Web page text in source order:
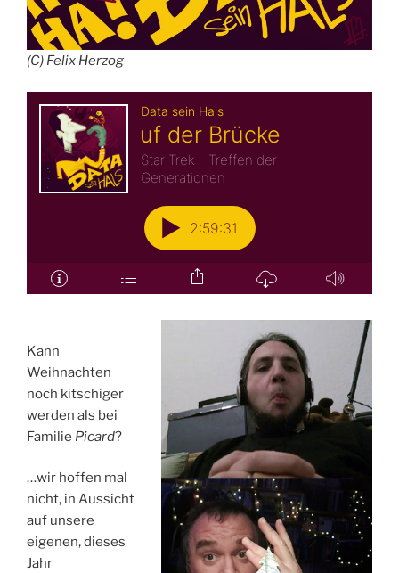
(C) Felix Herzog
Kann
Weihnachten
noch kitschiger
werden als bei
Familie Picard?
…wir hoffen mal
nicht, in Aussicht
auf unsere
eigenen, dieses
Jahr